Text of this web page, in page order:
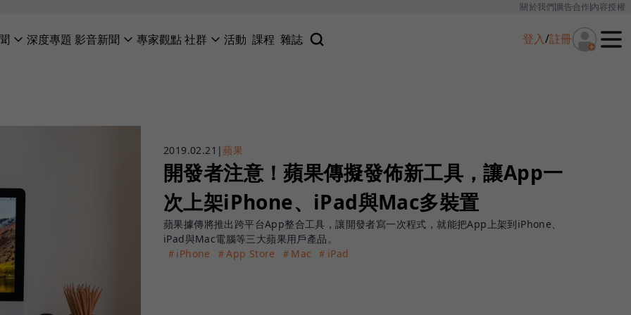
關於我們廣告合作內容授權
深度專題 影音新聞 專家觀點社群 活動 課程 雜誌 登入/註冊
2019.02.21 |蘋果
開發者注意！蘋果傳擬發佈新工具，讓App一
次上架iPhone、iPad與Mac多裝置
蘋果據傳將推出跨平台App整合工具，讓開發者寫一次程式，就能把App上架到iPhone、
iPad與Mac電腦等三大蘋果用戶產品。
＃iPhone
＃App Store ＃Mac ＃iPad